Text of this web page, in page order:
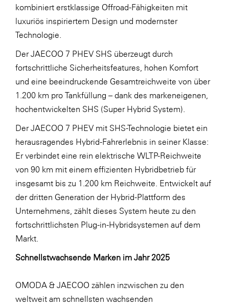
kombiniert erstklassige Offroad-Fähigkeiten mit
luxuriös inspiriertem Design und modernster
Technologie.
Der JAECOO 7 PHEV SHS überzeugt durch
fortschrittliche Sicherheitsfeatures, hohen Komfort
und eine beeindruckende Gesamtreichweite von über
1.200 km pro Tankfüllung – dank des markeneigenen,
hochentwickelten SHS (Super Hybrid System).
Der JAECOO 7 PHEV mit SHS-Technologie bietet ein
herausragendes Hybrid-Fahrerlebnis in seiner Klasse:
Er verbindet eine rein elektrische WLTP-Reichweite
von 90 km mit einem effizienten Hybridbetrieb für
insgesamt bis zu 1.200 km Reichweite. Entwickelt auf
der dritten Generation der Hybrid-Plattform des
Unternehmens, zählt dieses System heute zu den
fortschrittlichsten Plug-in-Hybridsystemen auf dem
Markt.
Schnellstwachsende Marken im Jahr 2025
OMODA & JAECOO zählen inzwischen zu den
weltweit am schnellsten wachsenden